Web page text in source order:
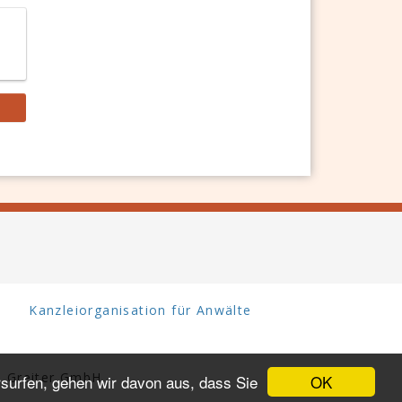
OK
gehen wir davon aus, dass Sie
Kanzleiorganisation für Anwälte
GmbH.